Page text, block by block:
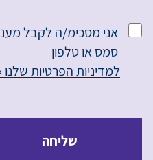
אני מסכימ/ה לקבל
סמס או טלפון
למדיניות הפרטיות שלנו
שליחה